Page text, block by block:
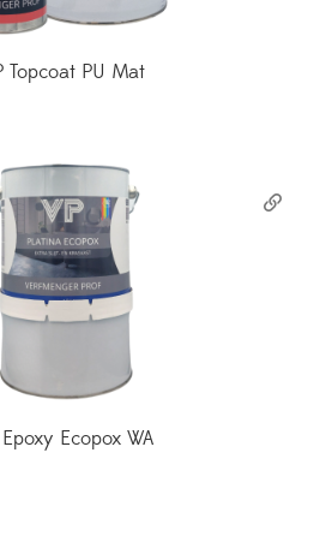
Topcoat PU Mat
Ecopox WA